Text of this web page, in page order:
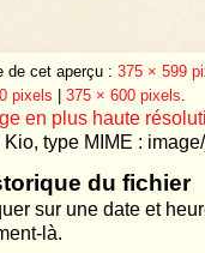
de cet aperçu : 375 × 599
pixels | 375 × 600 pixels
en plus haute
Kio, type MIME :
du fichier
sur une date et
là.